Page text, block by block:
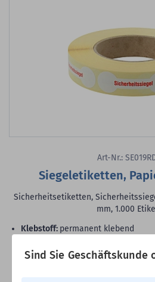
Sind Sie Geschäftskunde
Art-Nr.:
Siegeletiketten,
Sicherheitsetiketten,
mm, 1.000
Klebstoff: permanent klebend
VE: 1.000 Etiketten auf 1 Rolle/n